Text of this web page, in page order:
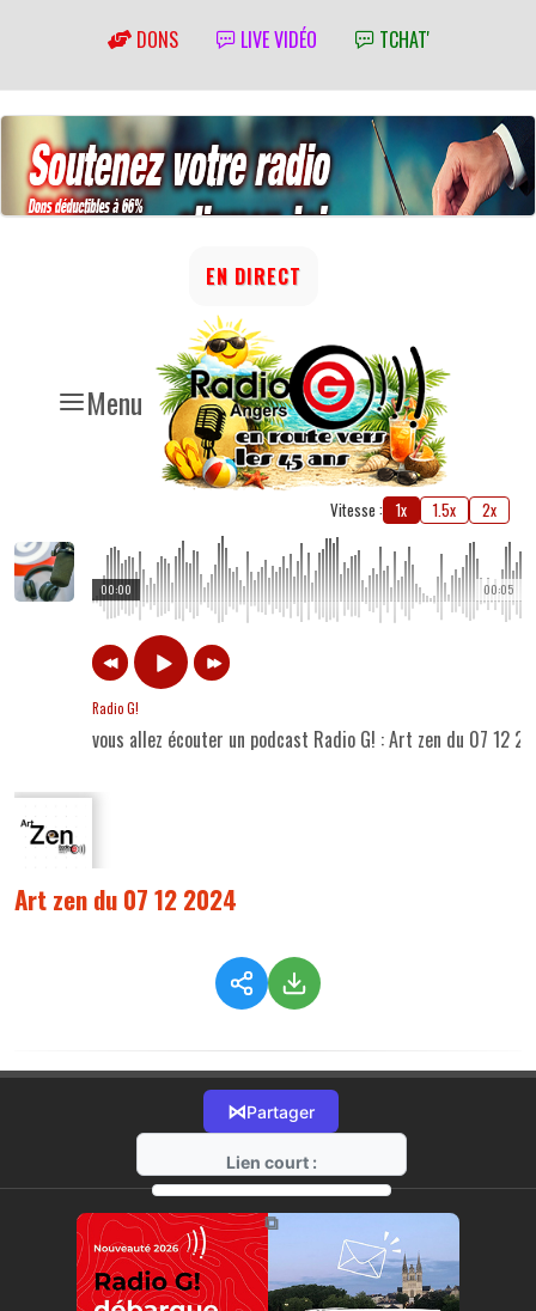
DONS LIVE VIDÉO TCHAT'
Menu
EN DIRECT
Vitesse : 1x 1.5x 2x
00:05
00:00
Radio G!
vous allez écouter un podcast Radio G! : Art zen du 07 12
Art zen du 07 12 2024
⋈Partager
Lien court :
https://radio-g.fr?16168
⧉